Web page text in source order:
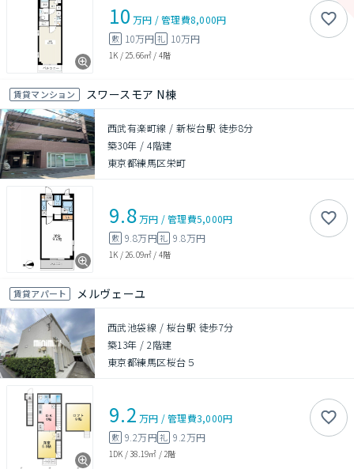
10 万円 /管理費8,000円
敷 10万円 礼 10万円
1K / 25.66㎡ / 4階
賃貸マンション スワースモア N棟
西武有楽町線 / 新桜台駅 徒歩8分
築30年 /4階建
東京都練馬区栄町
9.8万円 /管理費5,000円
敷 9.8万円礼 9.8万円
1K / 26.09㎡ / 4階
賃貸アパート メルヴェーユ
西武池袋線 / 桜台駅 徒歩7分
築13年 /2階建
東京都練馬区桜台５
9.2 万円 /管理費3,000円
敷 9.2万円礼 9.2万円
1DK /38.19㎡ / 2階